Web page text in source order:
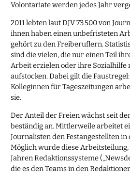
Volontariate werden jedes Jahr
2011 lebten laut DJV 73.500 von
ihnen haben einen unbefristeten
gehört zu den Freiberuflern.
sind die vielen, die nur einen Teil
Arbeit erzielen oder ihre Sozialhilfe
aufstocken. Dabei gilt die
Kolleginnen für Tageszeitungen
sie.
Der Anteil der Freien wächst seit
beständig an. Mittlerweile arbeitet
Journalisten den Festangestellten in
Möglich wurde diese
Jahren Redaktionssysteme
die es den Teams in den